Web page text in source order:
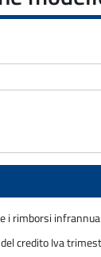
i rimborsi
credito Iva